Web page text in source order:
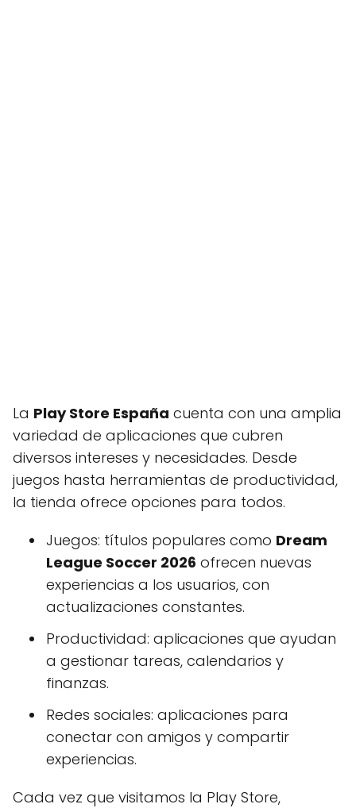
La Play Store España cuenta con una amplia
variedad de aplicaciones que cubren
diversos intereses y necesidades. Desde
juegos hasta herramientas de productividad,
la tienda ofrece opciones para todos.
Juegos: títulos populares como Dream
League Soccer 2026 ofrecen nuevas
experiencias a los usuarios, con
actualizaciones constantes.
Productividad: aplicaciones que ayudan
a gestionar tareas, calendarios y
finanzas.
Redes sociales: aplicaciones para
conectar con amigos y compartir
experiencias.
Cada vez que visitamos la Play Store,